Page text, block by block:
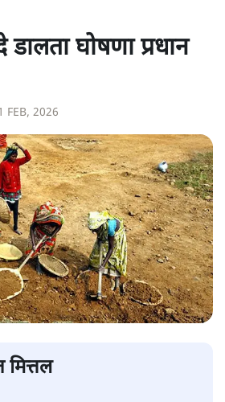
घोषणा प्रधान
FEB, 2026